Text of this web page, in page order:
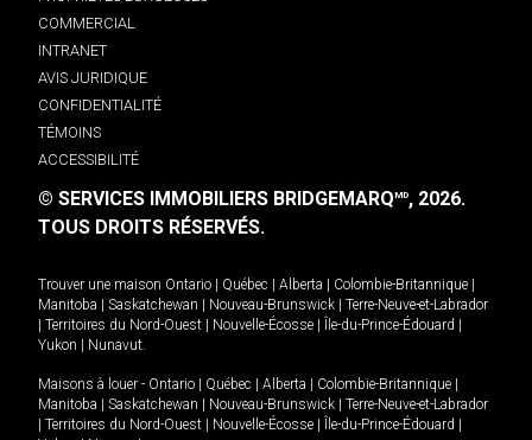
COMMERCIAL
INTRANET
AVIS JURIDIQUE
CONFIDENTIALITÉ
TÉMOINS
ACCESSIBILITÉ
© SERVICES IMMOBILIERS BRIDGEMARQMD, 2026.
TOUS DROITS RÉSERVÉS.
Trouver une maison Ontario Québec Alberta Colombie-Britannique
Manitoba
Saskatchewan Nouveau-Brunswick
Terre-Neuve-et-Labrador
Territoires du Nord-Ouest Nouvelle-Écosse Île-du-Prince-Édouard
Yukon
Nunavut.
Maisons à louer - Ontario Québec Alberta Colombie-Britannique
Manitoba
Saskatchewan Nouveau-Brunswick
Terre-Neuve-et-Labrador
Territoires du Nord-Ouest Nouvelle-Écosse Île-du-Prince-Édouard